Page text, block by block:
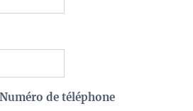
de téléphone